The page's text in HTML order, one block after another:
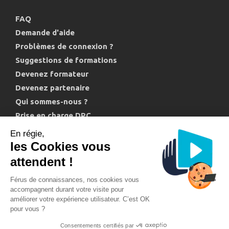
FAQ
Demande d'aide
Problèmes de connexion ?
Suggestions de formations
Devenez formateur
Devenez partenaire
Qui sommes-nous ?
Prise en charge DPC
Politique de confidentialité et cookies
En régie,
les Cookies vous
attendent !
Férus de connaissances, nos cookies vous
accompagnent durant votre visite pour
améliorer votre expérience utilisateur. C’est OK
pour vous ?
Consentements certifiés par